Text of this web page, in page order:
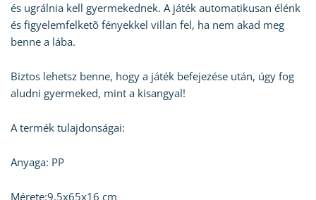
és ugrálnia kell gyermekednek. A játék automatikusan élénk
és figyelemfelketõ fényekkel villan fel, ha nem akad meg
benne a lába.
Biztos lehetsz benne, hogy a játék befejezése után, úgy fog
aludni gyermeked, mint a kisangyal!
A termék tulajdonságai:
Anyaga: PP
Mérete:9,5x65x16 cm